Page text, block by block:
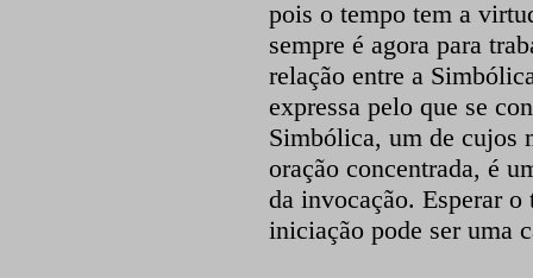
pois o tempo tem a
sempre é agora para
relação entre a
expressa pelo que se
Simbólica, um de cujos
oração concentrada, é
da invocação. Esperar
iniciação pode ser uma